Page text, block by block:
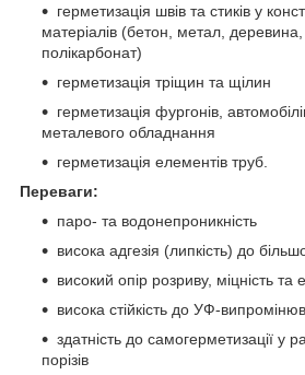
герметизація швів та стиків у
матеріалів (бетон, метал, деревина,
полікарбонат)
герметизація тріщин та щілин
герметизація фургонів,
металевого обладнання
герметизація елементів труб.
Переваги:
паро- та водонепроникність
висока адгезія (липкість) до
високий опір розриву, міцність та
висока стійкість до УФ-
здатність до самогерметизації у
порізів